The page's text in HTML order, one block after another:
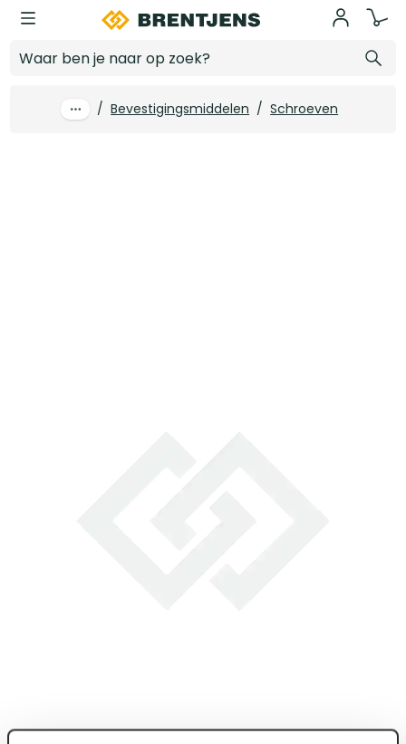
Ga naar hoofdinhoud
/ Bevestigingsmiddelen / Schroeven
Log in voor prijzen